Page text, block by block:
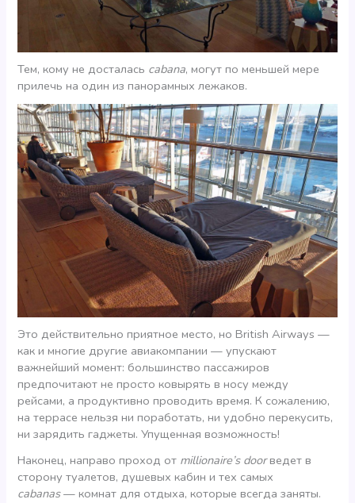
Тем, кому не досталась cabana, могут по меньшей мере
прилечь на один из панорамных лежаков.
Это действительно приятное место, но British Airways —
как и многие другие авиакомпании — упускают
важнейший момент: большинство пассажиров
предпочитают не просто ковырять в носу между
рейсами, а продуктивно проводить время. К сожалению,
на террасе нельзя ни поработать, ни удобно перекусить,
ни зарядить гаджеты. Упущенная возможность!
Наконец, направо проход от millionaire’s doorведет в
сторону туалетов, душевых кабин и тех самых
cabanas— комнат для отдыха, которые всегда заняты.